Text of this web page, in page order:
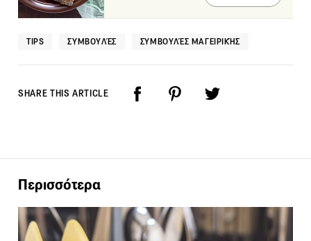
TIPS ΣΥΜΒΟΥΛΈΣ ΣΥΜΒΟΥΛΈΣ ΜΑΓΕΙΡΙΚΉΣ
SHARE THIS ARTICLE
Περισσότερα